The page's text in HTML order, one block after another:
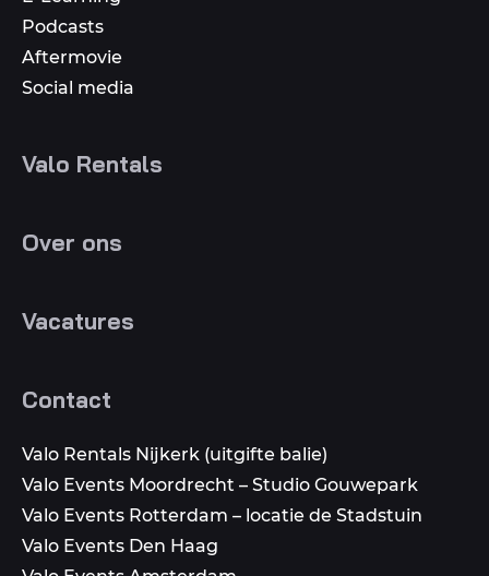
Podcasts
Aftermovie
Social media
Valo Rentals
Over ons
Vacatures
Contact
Valo Rentals Nijkerk (uitgifte balie)
Valo Events Moordrecht – Studio Gouwepark
Valo Events Rotterdam – locatie de Stadstuin
Valo Events Den Haag